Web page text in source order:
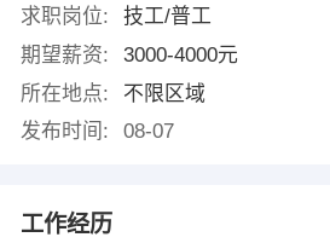
求职岗位:
技工/普工
期望薪资:
3000-4000元
所在地点:
不限区域
发布时间:
08-07
工作经历